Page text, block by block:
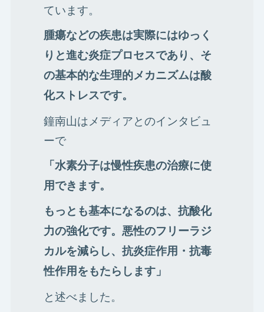
ています。
腫瘍などの疾患は実際にはゆっく
りと進む炎症プロセスであり、そ
の基本的な生理的メカニズムは酸
化ストレスです。
鐘南山はメディアとのインタビュ
ーで
「水素分子は慢性疾患の治療に使
用できます。
もっとも基本になるのは、抗酸化
力の強化です。悪性のフリーラジ
カルを減らし、抗炎症作用・抗毒
性作用をもたらします」
と述べました。